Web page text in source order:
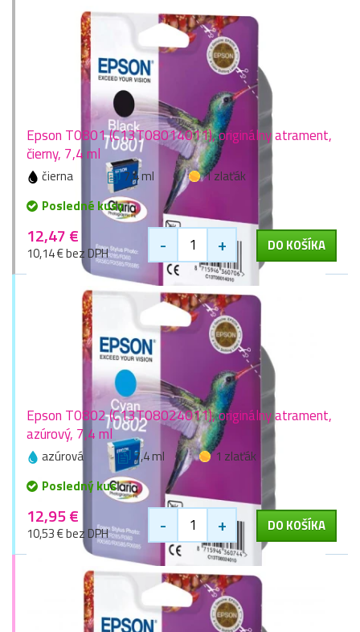
Epson T0801 (C13T08014011), originálny atrament,
čierny, 7,4 ml
čierna 7,4 ml
1 zlaťák
Posledné kusy
12,47 €
10,14 € bez DPH - + DO KOŠÍKA
Epson T0802 (C13T08024011), originálny atrament,
azúrový, 7,4 ml
azúrová 7,4 ml
1 zlaťák
Posledný kus
12,95 €
10,53 € bez DPH - + DO KOŠÍKA